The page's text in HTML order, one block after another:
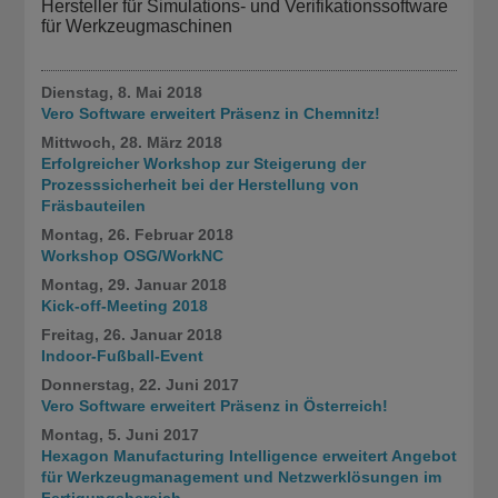
Software-Anbieter, der auf integriert Lösungen zur Optimierung
des Bearbeitungsablaufs durch Werkzeugmaschinen­simulation,
Hersteller für Simulations- und Verifikationssoftware
für Werkzeugmaschinen
Dienstag, 8. Mai 2018
Vero Software erweitert Präsenz in Chemnitz!
Mittwoch, 28. März 2018
Erfolgreicher Workshop zur Steigerung der
Prozesssicherheit bei der Herstellung von
Fräsbauteilen
Montag, 26. Februar 2018
Workshop OSG/WorkNC
Montag, 29. Januar 2018
Kick-off-Meeting 2018
Freitag, 26. Januar 2018
Indoor-Fußball-Event
Donnerstag, 22. Juni 2017
Vero Software erweitert Präsenz in Österreich!
Montag, 5. Juni 2017
Hexagon Manufacturing Intelligence erweitert Angebot
für Werkzeugmanagement und Netzwerklösungen im